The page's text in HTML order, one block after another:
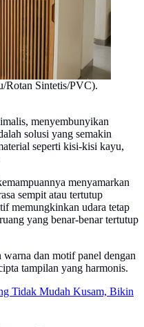
Rotan Sintetis/PVC).
menyembunyikan
solusi yang semakin
seperti kisi-kisi kayu,
menyamarkan
sempit atau tertutup
memungkinkan udara tetap
yang benar-benar tertutup
dan motif panel dengan
tampilan yang harmonis.
Tidak Mudah Kusam, Bikin